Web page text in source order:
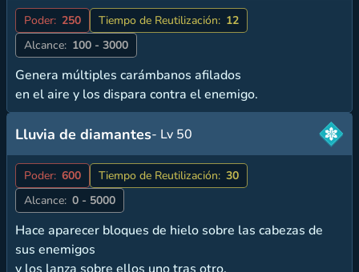
Poder: 250 Tiempo de Reutilización: 12
Alcance: 100 - 3000
Genera múltiples carámbanos afilados
en el aire y los dispara contra el enemigo.
Lluvia de diamantes- Lv 50
Poder: 600 Tiempo de Reutilización: 30
Alcance: 0 - 5000
Hace aparecer bloques de hielo sobre las cabezas de
sus enemigos